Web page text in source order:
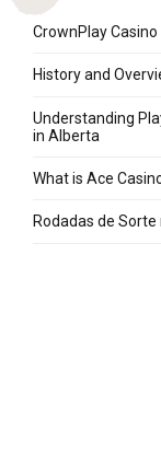
CrownPlay
History and
Understanding
in Alberta
What is Ace
Rodadas de